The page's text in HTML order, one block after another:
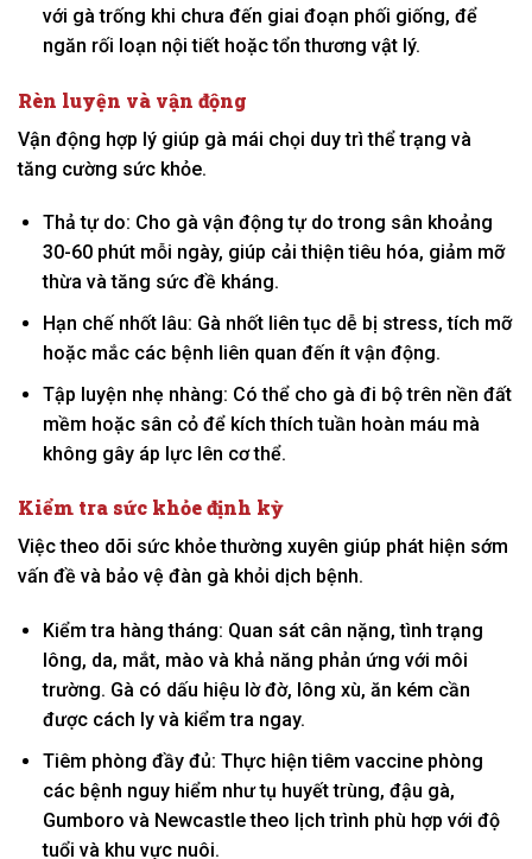
với gà trống khi chưa đến giai đoạn phối giống, để
ngăn rối loạn nội tiết hoặc tổn thương vật lý.
Rèn luyện và vận động
Vận động hợp lý giúp gà mái chọi duy trì thể trạng và
tăng cường sức khỏe.
Thả tự do: Cho gà vận động tự do trong sân khoảng
30-60 phút mỗi ngày, giúp cải thiện tiêu hóa, giảm mỡ
thừa và tăng sức đề kháng.
Hạn chế nhốt lâu: Gà nhốt liên tục dễ bị stress, tích mỡ
hoặc mắc các bệnh liên quan đến ít vận động.
Tập luyện nhẹ nhàng: Có thể cho gà đi bộ trên nền đất
mềm hoặc sân cỏ để kích thích tuần hoàn máu mà
không gây áp lực lên cơ thể.
Kiểm tra sức khỏe định kỳ
Việc theo dõi sức khỏe thường xuyên giúp phát hiện sớm
vấn đề và bảo vệ đàn gà khỏi dịch bệnh.
Kiểm tra hàng tháng: Quan sát cân nặng, tình trạng
lông, da, mắt, mào và khả năng phản ứng với môi
trường. Gà có dấu hiệu lờ đờ, lông xù, ăn kém cần
được cách ly và kiểm tra ngay.
Tiêm phòng đầy đủ: Thực hiện tiêm vaccine phòng
các bệnh nguy hiểm như tụ huyết trùng, đậu gà,
Gumboro và Newcastle theo lịch trình phù hợp với độ
tuổi và khu vực nuôi.